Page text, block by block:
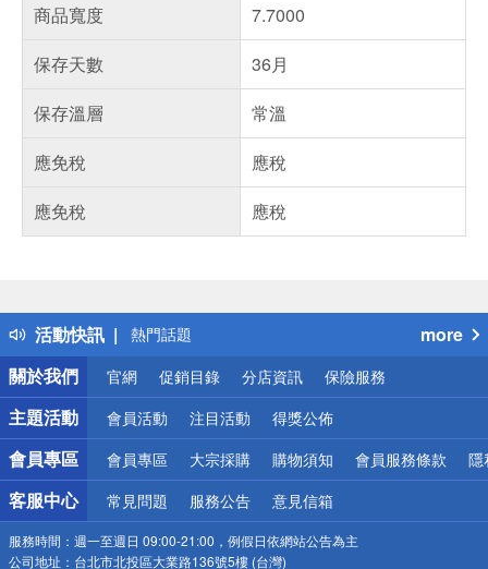
商品寬度
7.7000
保存天數
36月
保存溫層
常溫
應免稅
應稅
應免稅
應稅
活動快訊
得獎公告
熱門話題
銀行優惠
偏遠地區配送
詐騙網頁！請小心！
more
關於我們
官網 促銷目錄 分店資訊 保險服務
主題活動 會員活動 注目活動 得獎公佈
會員專區 會員專區 大宗採購 購物須知 會員服務條款 隱
客服中心 常見問題 服務公告 意見信箱
服務時間： 週一至週日 09:00-21:00，例假日依網站公告為主
公司地址： 台北市北投區大業路136號5樓 (台灣)